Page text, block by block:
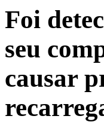
Foi
seu
causar